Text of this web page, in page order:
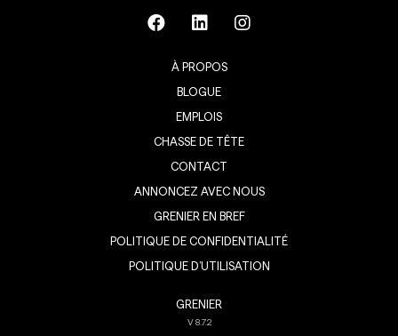
À PROPOS
BLOGUE
EMPLOIS
CHASSE DE TÊTE
CONTACT
ANNONCEZ AVEC NOUS
GRENIER EN BREF
POLITIQUE DE CONFIDENTIALITÉ
POLITIQUE D’UTILISATION
GRENIER
V8.7.2